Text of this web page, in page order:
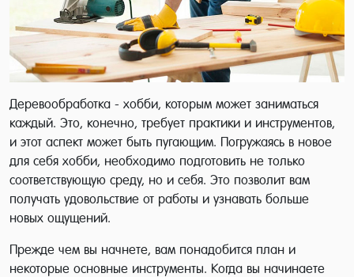
Деревообработка - хобби, которым может заниматься
каждый. Это, конечно, требует практики и инструментов,
и этот аспект может быть пугающим. Погружаясь в новое
для себя хобби, необходимо подготовить не только
соответствующую среду, но и себя. Это позволит вам
получать удовольствие от работы и узнавать больше
новых ощущений.
Прежде чем вы начнете, вам понадобится план и
некоторые основные инструменты. Когда вы начинаете